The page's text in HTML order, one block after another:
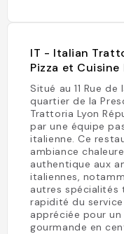
IT - Italian
Pizza et
Situé au 11 Rue
quartier de la
Trattoria Lyon
par une équipe
italienne. Ce
ambiance
authentique aux
italiennes,
autres spécialités
rapidité du
appréciée pour
gourmande en